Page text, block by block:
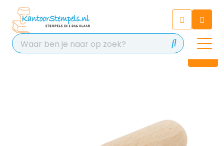
Chat 24/7 met onze chatbot
voor hulp
Contact